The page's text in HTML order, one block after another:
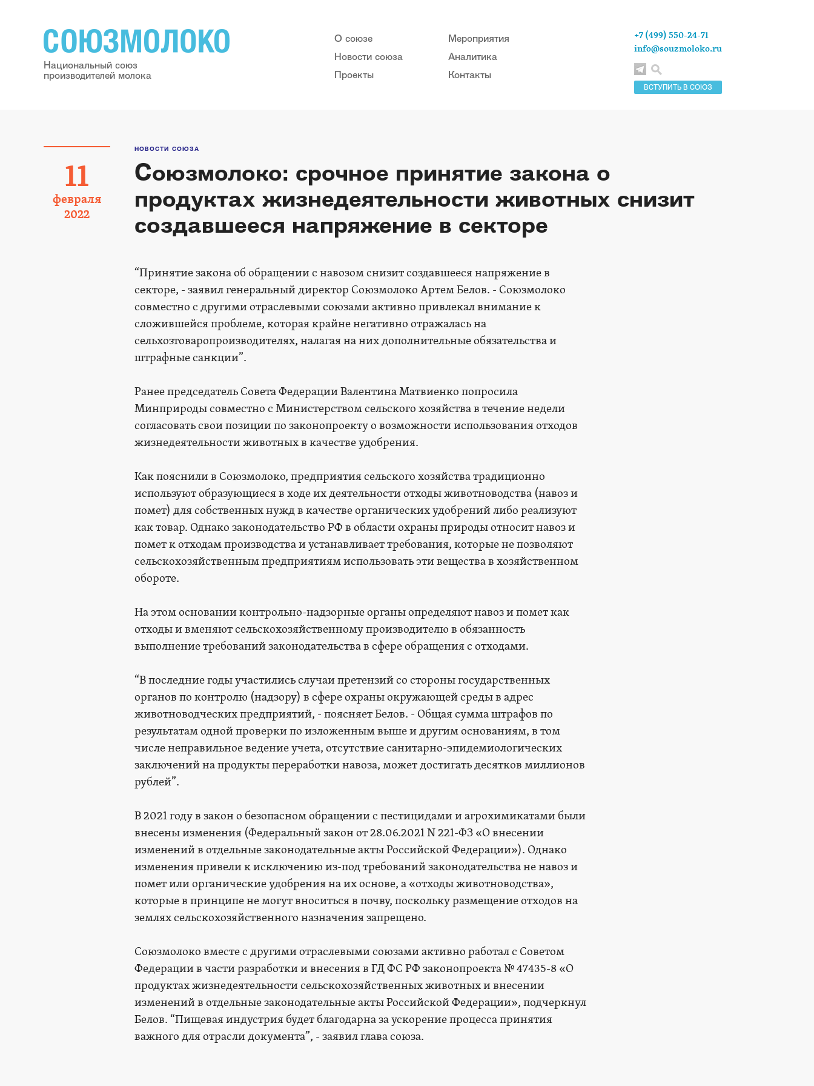
Национальный союз
производителей молока
О союзе
Новости союза
Проекты
Мероприятия
Аналитика
Контакты
ВСТУПИТЬ В СОЮЗ
+7 (499) 550-24-71
info@souzmoloko.ru
11
февраля
2022
НОВОСТИ СОЮЗА
Союзмолоко: срочное принятие закона о
продуктах жизнедеятельности животных снизит
создавшееся напряжение в секторе
“Принятие закона об обращении с навозом снизит создавшееся напряжение в
секторе, - заявил генеральный директор Союзмолоко Артем Белов. - Союзмолоко
совместно с другими отраслевыми союзами активно привлекал внимание к
сложившейся проблеме, которая крайне негативно отражалась на
сельхозтоваропроизводителях, налагая на них дополнительные обязательства и
штрафные санкции”.
Ранее председатель Совета Федерации Валентина Матвиенко попросила
Минприроды совместно с Министерством сельского хозяйства в течение недели
согласовать свои позиции по законопроекту о возможности использования отходов
жизнедеятельности животных в качестве удобрения.
Как пояснили в Союзмолоко, предприятия сельского хозяйства традиционно
используют образующиеся в ходе их деятельности отходы животноводства (навоз и
помет) для собственных нужд в качестве органических удобрений либо реализуют
как товар. Однако законодательство РФ в области охраны природы относит навоз и
помет к отходам производства и устанавливает требования, которые не позволяют
сельскохозяйственным предприятиям использовать эти вещества в хозяйственном
обороте.
На этом основании контрольно-надзорные органы определяют навоз и помет как
отходы и вменяют сельскохозяйственному производителю в обязанность
выполнение требований законодательства в сфере обращения с отходами.
“В последние годы участились случаи претензий со стороны государственных
органов по контролю (надзору) в сфере охраны окружающей среды в адрес
животноводческих предприятий, - поясняет Белов. - Общая сумма штрафов по
результатам одной проверки по изложенным выше и другим основаниям, в том
числе неправильное ведение учета, отсутствие санитарно-эпидемиологических
заключений на продукты переработки навоза, может достигать десятков миллионов
рублей”.
В 2021 году в закон о безопасном обращении с пестицидами и агрохимикатами были
внесены изменения (Федеральный закон от 28.06.2021 N 221-ФЗ «О внесении
изменений в отдельные законодательные акты Российской Федерации»). Однако
изменения привели к исключению из-под требований законодательства не навоз и
помет или органические удобрения на их основе, а «отходы животноводства»,
которые в принципе не могут вноситься в почву, поскольку размещение отходов на
землях сельскохозяйственного назначения запрещено.
Союзмолоко вместе с другими отраслевыми союзами активно работал с Советом
Федерации в части разработки и внесения в ГД ФС РФ законопроекта № 47435-8 «О
продуктах жизнедеятельности сельскохозяйственных животных и внесении
изменений в отдельные законодательные акты Российской Федерации», подчеркнул
Белов. “Пищевая индустрия будет благодарна за ускорение процесса принятия
важного для отрасли документа”, - заявил глава союза.